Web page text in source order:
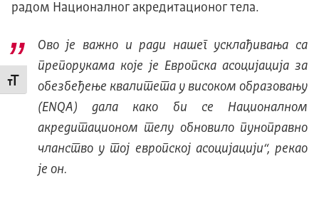
Промени величину слова
радом Националног акредитационог тела.
Ово је важно и ради нашег усклађивања са
препорукама које је Европска асоцијација за
обезбеђење квалитета у високом образовању
(ENQA) дала како би се Националном
акредитационом телу обновило пуноправно
чланство у тој европској асоцијацији“, рекао
је он.